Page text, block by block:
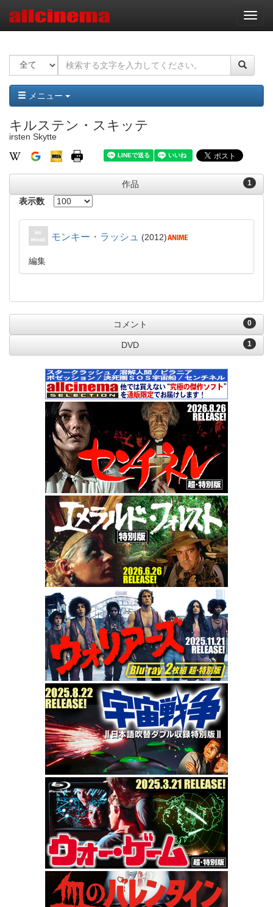
ナ
ビ
ー
ョ
ン
メニュー
キルステン・スキッテ
irsten Skytte
1
作品
表示数
モンキー・ラッシュ 2012
編集
0
コメント
1
DVD